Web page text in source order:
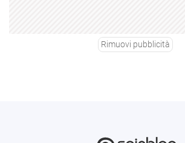
Rimuovi pubblicità